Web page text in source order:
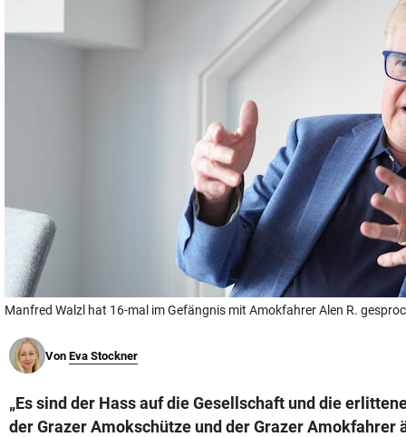
Manfred Walzl hat 16-mal im Gefängnis mit Amokfahrer Alen R.
Von Eva Stockner
„Es sind der Hass auf die Gesellschaft und die
der Grazer Amokschütze und der Grazer Amokfahrer